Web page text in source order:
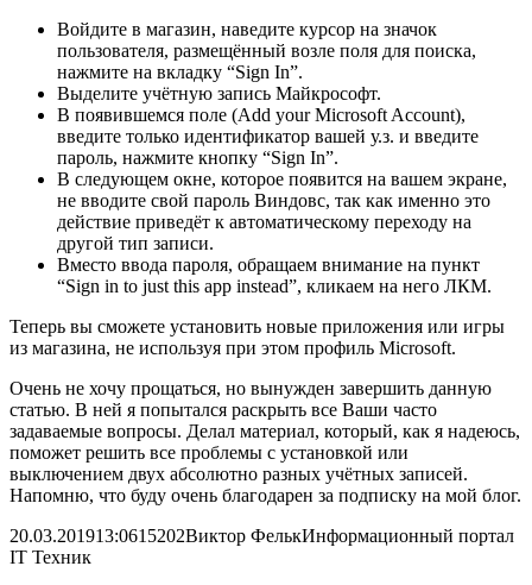
Войдите в магазин, наведите курсор на значок
пользователя, размещённый возле поля для поиска,
нажмите на вкладку “Sign In”.
Выделите учётную запись Майкрософт.
В появившемся поле (Add your Microsoft Account),
введите только идентификатор вашей у.з. и введите
пароль, нажмите кнопку “Sign In”.
В следующем окне, которое появится на вашем экране,
не вводите свой пароль Виндовс, так как именно это
действие приведёт к автоматическому переходу на
другой тип записи.
Вместо ввода пароля, обращаем внимание на пункт
“Sign in to just this app instead”, кликаем на него ЛКМ.
Теперь вы сможете установить новые приложения или игры
из магазина, не используя при этом профиль Microsoft.
Очень не хочу прощаться, но вынужден завершить данную
статью. В ней я попытался раскрыть все Ваши часто
задаваемые вопросы. Делал материал, который, как я надеюсь,
поможет решить все проблемы с установкой или
выключением двух абсолютно разных учётных записей.
Напомню, что буду очень благодарен за подписку на мой блог.
20.03.201913:0615202Виктор ФелькИнформационный портал
IT Техник